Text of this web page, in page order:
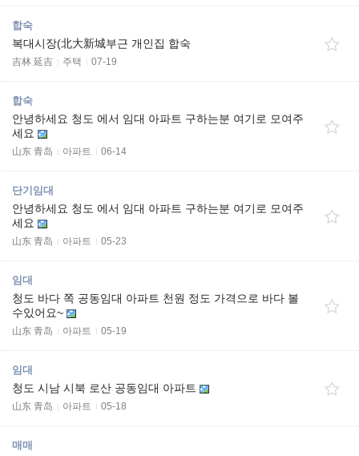
합숙
복대시장(北大新城부근 개인집 합숙
吉林 延吉 주택 07-19
합숙
안녕하세요 청도 에서 임대 아파트 구하는분 여기로 모여주
세요
山东 青岛 아파트 06-14
단기임대
안녕하세요 청도 에서 임대 아파트 구하는분 여기로 모여주
세요
山东 青岛 아파트 05-23
임대
청도 바다 쪽 공동임대 아파트 천원 정도 가격으로 바다 볼
수있어요~
山东 青岛 아파트 05-19
임대
청도 시남 시북 로산 공동임대 아파트
山东 青岛 아파트 05-18
매매